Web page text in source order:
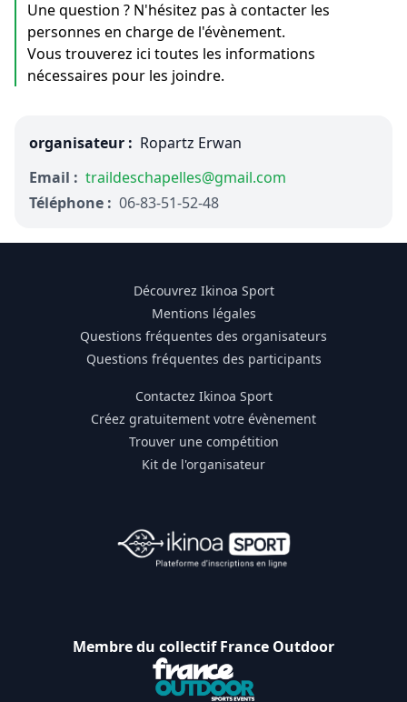
Une question ? N'hésitez pas à contacter les
personnes en charge de l'évènement.
Vous trouverez ici toutes les informations
nécessaires pour les joindre.
organisateur : Ropartz Erwan
Email : traildeschapelles@gmail.com
Téléphone : 06-83-51-52-48
Découvrez Ikinoa Sport
Mentions légales
Questions fréquentes des organisateurs
Questions fréquentes des participants
Contactez Ikinoa Sport
Créez gratuitement votre évènement
Trouver une compétition
Kit de l'organisateur
Membre du collectif France Outdoor